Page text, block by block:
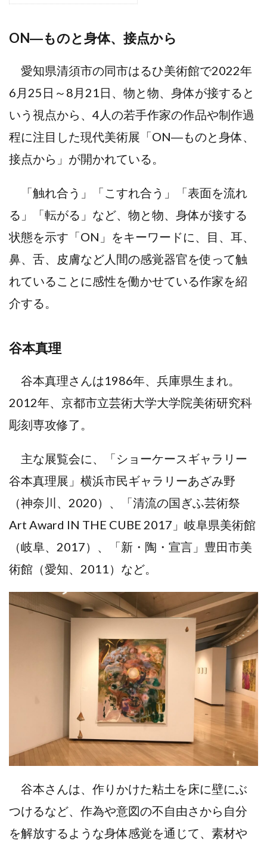
ON―ものと身体、接点から
愛知県清須市の同市はるひ美術館で2022年
6月25日～8月21日、物と物、身体が接すると
いう視点から、4人の若手作家の作品や制作過
程に注目した現代美術展「ON―ものと身体、
接点から」が開かれている。
「触れ合う」「こすれ合う」「表面を流れ
る」「転がる」など、物と物、身体が接する
状態を示す「ON」をキーワードに、目、耳、
鼻、舌、皮膚など人間の感覚器官を使って触
れていることに感性を働かせている作家を紹
介する。
谷本真理
谷本真理さんは1986年、兵庫県生まれ。
2012年、京都市立芸術大学大学院美術研究科
彫刻専攻修了。
主な展覧会に、「ショーケースギャラリー
谷本真理展」横浜市民ギャラリーあざみ野
（神奈川、2020）、「清流の国ぎふ芸術祭
Art Award IN THE CUBE 2017」岐阜県美術館
（岐阜、2017）、「新・陶・宣言」豊田市美
術館（愛知、2011）など。
谷本さんは、作りかけた粘土を床に壁にぶ
つけるなど、作為や意図の不自由さから自分
を解放するような身体感覚を通じて、素材や